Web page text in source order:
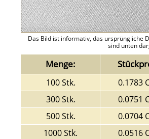
Das Bild ist informativ, das ursprüngliche
sind unten
Menge:
100 Stk. 0.1783
300 Stk.
0.0751
500 Stk.
0.0704
1000 Stk.
0.0516